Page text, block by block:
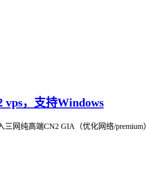
vps，支持Windows
网纯高端CN2 GIA（优化网络/